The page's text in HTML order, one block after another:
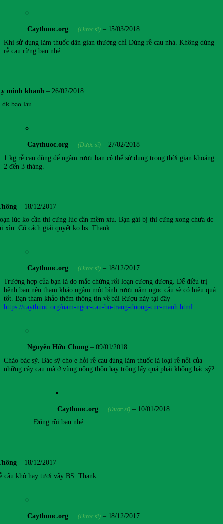
Caythuoc.org (Dược sĩ) – 15/03/2018
Khi sử dụng làm thuốc dân gian thường chỉ Dùng rễ cau nhà. Không dùng
rễ cau rừng bạn nhé
minh khanh – 26/02/2018
dk bao lau
Caythuoc.org (Dược sĩ) – 27/02/2018
1 kg rễ cau dùng để ngâm rượu bạn có thể sử dụng trong thời gian khoảng
2 đến 3 tháng.
– 18/12/2017
lúc ko cần thì cứng lúc cần mềm xìu. Bạn gái bj thì cứng xong chưa dc
xìu. Có cách giải quyết ko bs. Thank
Caythuoc.org (Dược sĩ) – 18/12/2017
Trường hợp của bạn là do mắc chứng rối loạn cương dương. Để điều trị
bệnh bạn nên tham khảo ngâm một bình rượu nấm ngọc cẩu sẽ có hiệu quả
tốt. Bạn tham khảo thêm thông tin về bài Rượu này tại đây
https://caythuoc.org/nam-ngoc-cau-bo-trang-duong-cuc-manh.html
Nguyễn Hữu Chung – 09/01/2018
Chào bác sỹ. Bác sỹ cho e hỏi rễ cau dùng làm thuốc là loại rễ nổi của
những cây cau mà ở vùng nông thôn hay trồng lấy quả phải không bác sỹ?
Caythuoc.org (Dược sĩ) – 10/01/2018
Đúng rồi bạn nhé
– 18/12/2017
câu khô hay tươi vậy BS. Thank
Caythuoc.org (Dược sĩ) – 18/12/2017